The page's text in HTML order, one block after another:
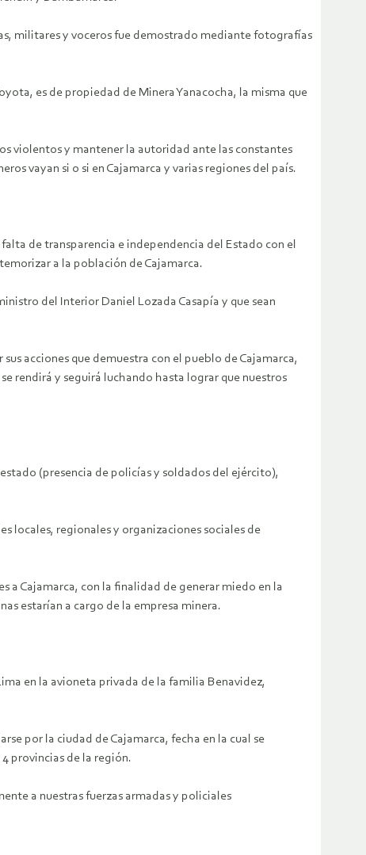
militares y voceros fue demostrado mediante fotografías
es de propiedad de Minera Yanacocha, la misma que
violentos y mantener la autoridad ante las constantes
vayan si o si en Cajamarca y varias regiones del país.
de transparencia e independencia del Estado con el
a la población de Cajamarca.
del Interior Daniel Lozada Casapía y que sean
acciones que demuestra con el pueblo de Cajamarca,
rendirá y seguirá luchando hasta lograr que nuestros
(presencia de policías y soldados del ejército),
locales, regionales y organizaciones sociales de
a Cajamarca, con la finalidad de generar miedo en la
estarían a cargo de la empresa minera.
en la avioneta privada de la familia Benavidez,
por la ciudad de Cajamarca, fecha en la cual se
provincias de la región.
a nuestras fuerzas armadas y policiales